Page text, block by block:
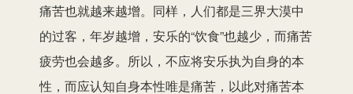
痛苦也就越来越增。同样，人们都是三界大漠中
的过客，年岁越增，安乐的“饮食”也越少，而痛苦
疲劳也会越多。所以，不应将安乐执为自身的本
性，而应认知自身本性唯是痛苦，以此对痛苦本